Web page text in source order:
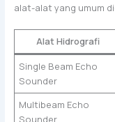
alat-alat yang umum
Alat Hidrografi
Single Beam Echo
Sounder
Multibeam Echo
Sounder